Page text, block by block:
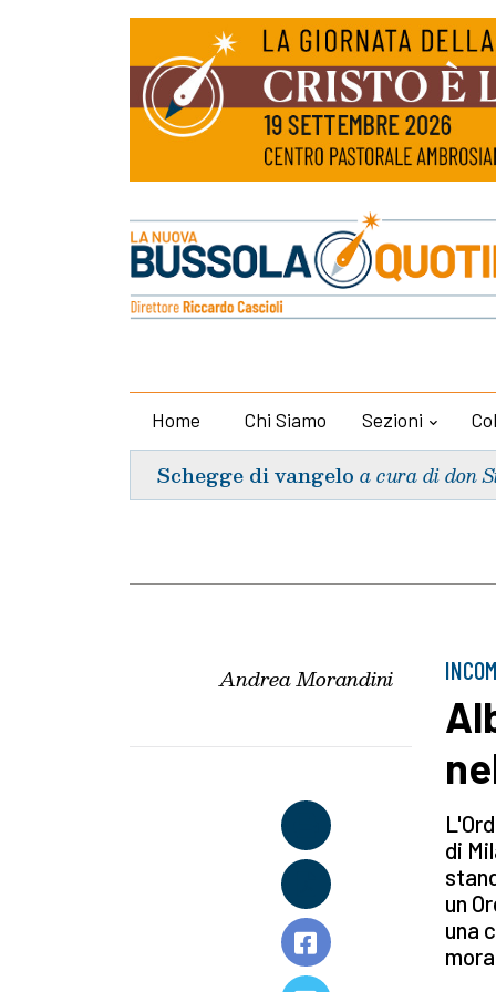
Home Chi Siamo Sezioni
Schegge di vangelo a cura di don
Andrea Morandini
di
un
una